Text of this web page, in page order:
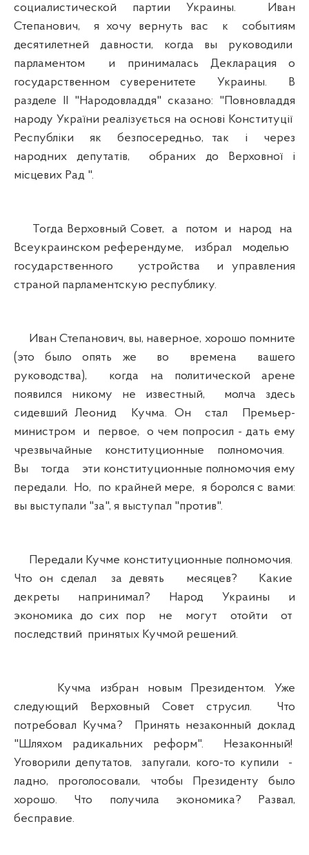
социалистической партии Украины. Иван
Степанович, я хочу вернуть вас к событиям
десятилетней давности, когда вы руководили
парламентом и принималась Декларация о
государственном суверенитете Украины. В
разделе ІІ "Народовладдя" сказано: "Повновладдя
народу України реалізується на основі Конституції
Республіки як безпосередньо, так і через
народних депутатів, обраних до Верховної і
місцевих Рад ".
Тогда Верховный Совет, а потом и народ на
Всеукраинском референдуме, избрал моделью
государственного устройства и управления
страной парламентскую республику.
Иван Степанович, вы, наверное, хорошо помните
(это было опять же во времена вашего
руководства), когда на политической арене
появился никому не известный, молча здесь
сидевший Леонид Кучма. Он стал Премьер-
министром и первое, о чем попросил - дать ему
чрезвычайные конституционные полномочия.
Вы тогда эти конституционные полномочия ему
передали. Но, по крайней мере, я боролся с вами:
вы выступали "за", я выступал "против".
Передали Кучме конституционные полномочия.
Что он сделал за девять месяцев? Какие
декреты напринимал? Народ Украины и
экономика до сих пор не могут отойти от
последствий принятых Кучмой решений.
Кучма избран новым Президентом. Уже
следующий Верховный Совет струсил. Что
потребовал Кучма? Принять незаконный доклад
"Шляхом радикальних реформ". Незаконный!
Уговорили депутатов, запугали, кого-то купили -
ладно, проголосовали, чтобы Президенту было
хорошо. Что получила экономика? Развал,
бесправие.